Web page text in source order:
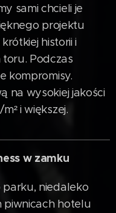
sami chcieli je
projektu
historii i
Podczas
kompromisy.
na wysokiej jakości
i większej.
w zamku
niedaleko
piwnicach hotelu